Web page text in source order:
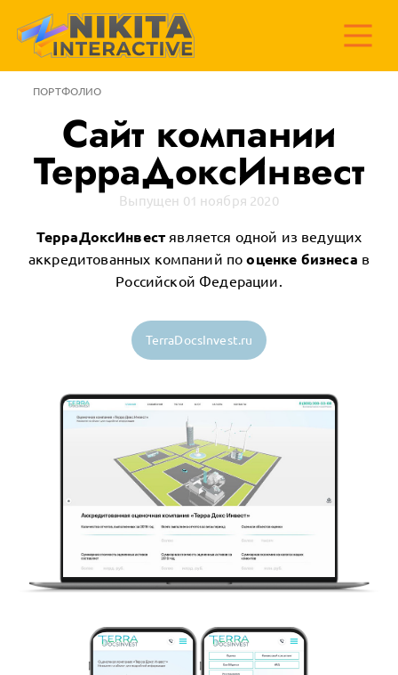
ПОРТФОЛИО
Сайт компании
ТерраДоксИнвест
Выпущен 01 ноября 2020
ТерраДоксИнвест является одной из ведущих
аккредитованных компаний пооценке бизнеса в
Российской Федерации.
TerraDocsInvest.ru